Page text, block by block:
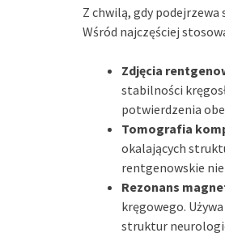
Z chwilą, gdy podejrzewa
Wśród najczęściej
Zdjęcia
stabilności
potwierdzenia
Tomografia
okalających
rentgenowskie
Rezonans
kręgowego.
struktur